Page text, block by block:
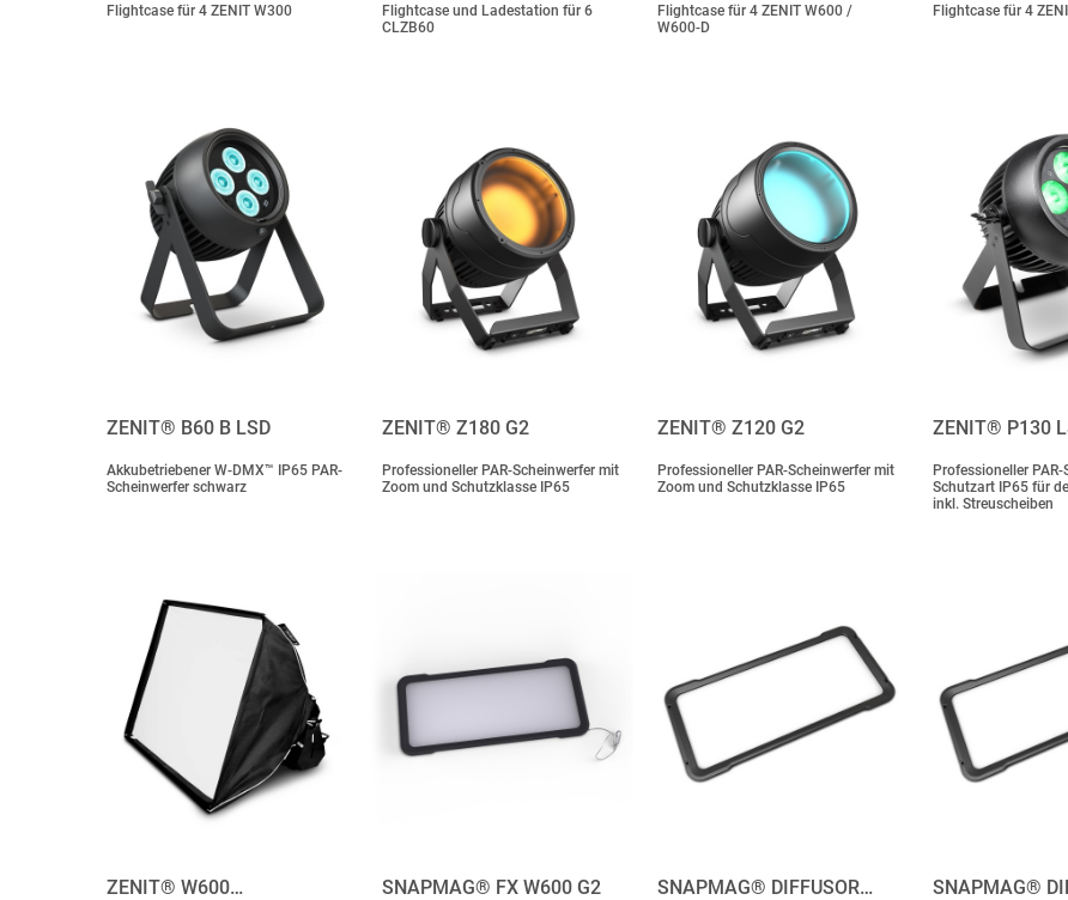
Flightcase für 4 ZENIT W300
Flightcase und Ladestation für 6
CLZB60
Flightcase für 4 ZENIT W600 /
W600-D
Flightcase für 4
ZENIT® B60 B LSD
Akkubetriebener W-DMX™ IP65 PAR-
Scheinwerfer schwarz
ZENIT® Z180 G2
Professioneller PAR-Scheinwerfer mit
Zoom und Schutzklasse IP65
ZENIT® Z120 G2
Professioneller PAR-Scheinwerfer mit
Zoom und Schutzklasse IP65
ZENIT® P130
Professioneller
Schutzart IP65 für
inkl. Streuscheiben
ZENIT® W600… SNAPMAG® FX W600 G2 SNAPMAG® DIFFUSOR… SNAPMAG®